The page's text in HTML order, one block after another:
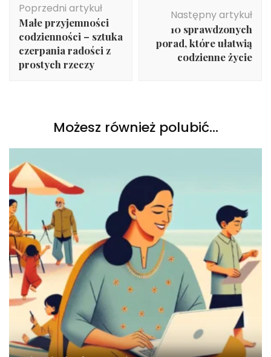
wpisu
Poprzedni artykuł
Małe przyjemności
codzienności – sztuka
czerpania radości z
prostych rzeczy
Następny artykuł
10 sprawdzonych
porad, które ułatwią
codzienne życie
Możesz również polubić…